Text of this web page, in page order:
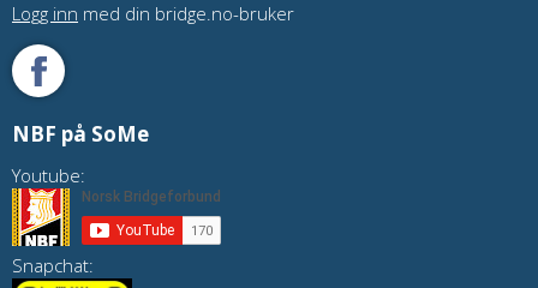
Logg inn med din bridge.no-bruker
NBF på SoMe
Youtube:
Snapchat: